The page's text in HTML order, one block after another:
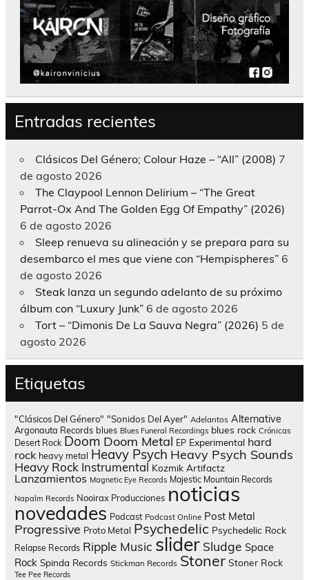
Entradas recientes
Clásicos Del Género; Colour Haze – “All” (2008) 7
de agosto 2026
The Claypool Lennon Delirium – “The Great
Parrot-Ox And The Golden Egg Of Empathy” (2026)
6 de agosto 2026
Sleep renueva su alineación y se prepara para su
desembarco el mes que viene con “Hempispheres” 6
de agosto 2026
Steak lanza un segundo adelanto de su próximo
álbum con “Luxury Junk” 6 de agosto 2026
Tort – “Dimonis De La Sauva Negra” (2026) 5 de
agosto 2026
Etiquetas
"Clásicos Del Género" "Sonidos Del Ayer" Adelantos Alternative
Argonauta Records blues Blues Funeral Recordings blues rock Crónicas
Desert Rock Doom Doom Metal EP Experimental hard
rock heavy metal Heavy Psych Heavy Psych Sounds
Heavy Rock Instrumental Kozmik Artifactz
Lanzamientos Magnetic Eye Records Majestic Mountain Records
Napalm Records Nooirax Producciones noticias
novedades Podcast Podcast Online Post Metal
Progressive Proto Metal Psychedelic Psychedelic Rock
Relapse Records Ripple Music slider Sludge Space
Rock Spinda Records Stickman Records Stoner Stoner Rock
Tee Pee Records